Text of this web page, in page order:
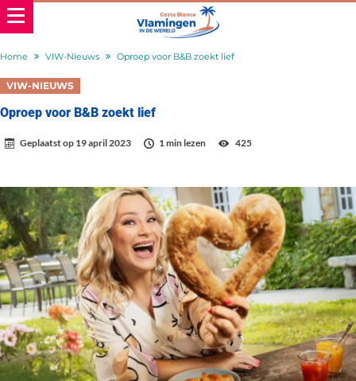
Home VIW-Nieuws Oproep voor B&B zoekt lief
VIW-NIEUWS
Oproep voor B&B zoekt lief
Geplaatst op 19 april 2023 1 min lezen 425